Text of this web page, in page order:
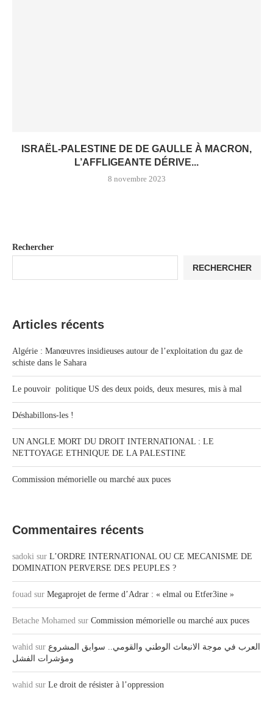
ISRAËL-PALESTINE DE DE GAULLE À MACRON,
L’AFFLIGEANTE DÉRIVE...
8 novembre 2023
Rechercher
RECHERCHER
Articles récents
Algérie : Manœuvres insidieuses autour de l’exploitation du gaz de
schiste dans le Sahara
Le pouvoir politique US des deux poids, deux mesures, mis à mal
Déshabillons-les !
UN ANGLE MORT DU DROIT INTERNATIONAL : LE
NETTOYAGE ETHNIQUE DE LA PALESTINE
Commission mémorielle ou marché aux puces
Commentaires récents
sadoki sur L’ORDRE INTERNATIONAL OU CE MECANISME DE
DOMINATION PERVERSE DES PEUPLES ?
fouad sur Megaprojet de ferme d’Adrar : « elmal ou Etfer3ine »
Betache Mohamed sur Commission mémorielle ou marché aux puces
wahid sur العرب في موجة الانبعاث الوطني والقومي.. سوابق المشروع
ومؤشرات الفشل
wahid sur Le droit de résister à l’oppression